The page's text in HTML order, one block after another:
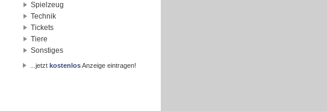
Spielzeug
Technik
Tickets
Tiere
Sonstiges
...jetzt kostenlosAnzeige eintragen!